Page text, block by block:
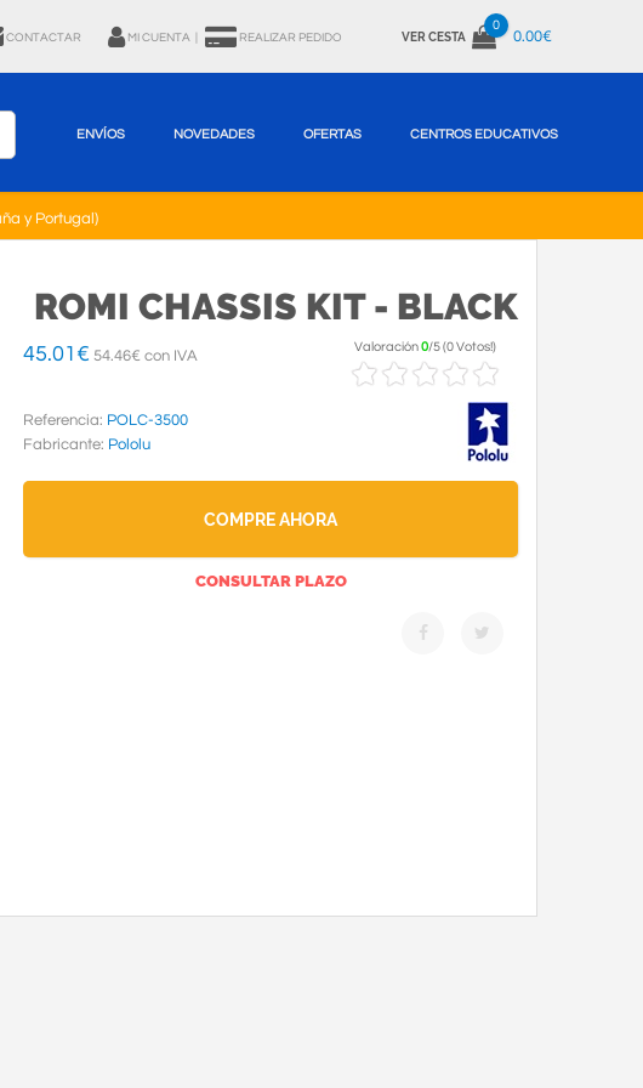
CONTACTAR MI CUENTA REALIZAR PEDIDO VER CESTA
0
0.00€
ENVÍOS NOVEDADES OFERTAS CENTROS EDUCATIVOS
y Portugal)
ROMI CHASSIS KIT - BLACK
45.01 € 54.46€ con IVA
Valoración0/5(0 Votos!)
Referencia: POLC-3500
Fabricante: Pololu
COMPRE AHORA
CONSULTAR PLAZO